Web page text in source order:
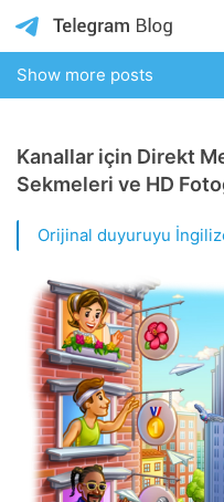
Show more posts
Kanallar için Direkt
Sekmeleri ve HD
Orijinal duyuruyu